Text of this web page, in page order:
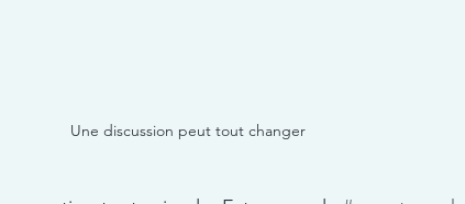
Une discussion peut tout changer